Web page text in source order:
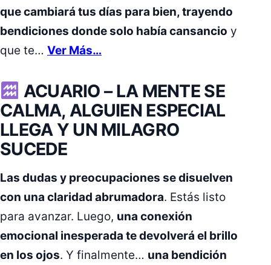
que cambiará tus días para bien, trayendo
bendiciones donde solo había cansancio y
que te… Ver Más…
ACUARIO –LA MENTE SE
CALMA, ALGUIEN ESPECIAL
LLEGA Y UN MILAGRO
SUCEDE
Las dudas y preocupaciones se disuelven
con una claridad abrumadora. Estás listo
para avanzar. Luego, una conexión
emocional inesperada te devolverá el brillo
en los ojos. Y finalmente… una bendición